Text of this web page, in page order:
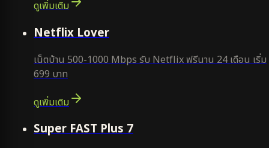
ดูเพิ่มเติม
Netflix Lover
เน็ตบ้าน 500-1000 Mbps รับ Netflix ฟรีนาน 24 เดือน เริ่ม
699 บาท
ดูเพิ่มเติม
Super FAST Plus 7